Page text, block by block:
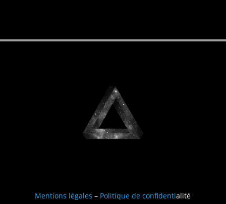
Mentions légales – Politique de confidentialité